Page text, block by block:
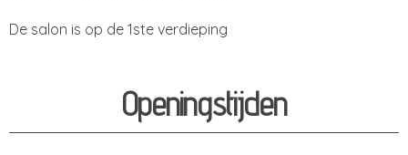
De salon is op de 1ste verdieping
Openingstijden